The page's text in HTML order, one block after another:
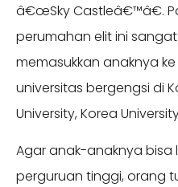
â€œSky Castleâ€™â€.
perumahan elit ini
memasukkan anaknya ke
universitas bergengsi di
University, Korea
Agar anak-anaknya bisa
perguruan tinggi, orang